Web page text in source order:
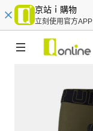
京站ｉ購物
立刻使用官方APP